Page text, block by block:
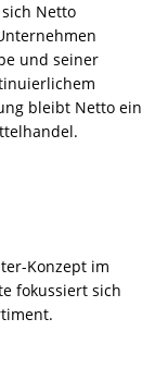
Netto
und seiner
bleibt Netto ein
Konzept im
fokussiert sich